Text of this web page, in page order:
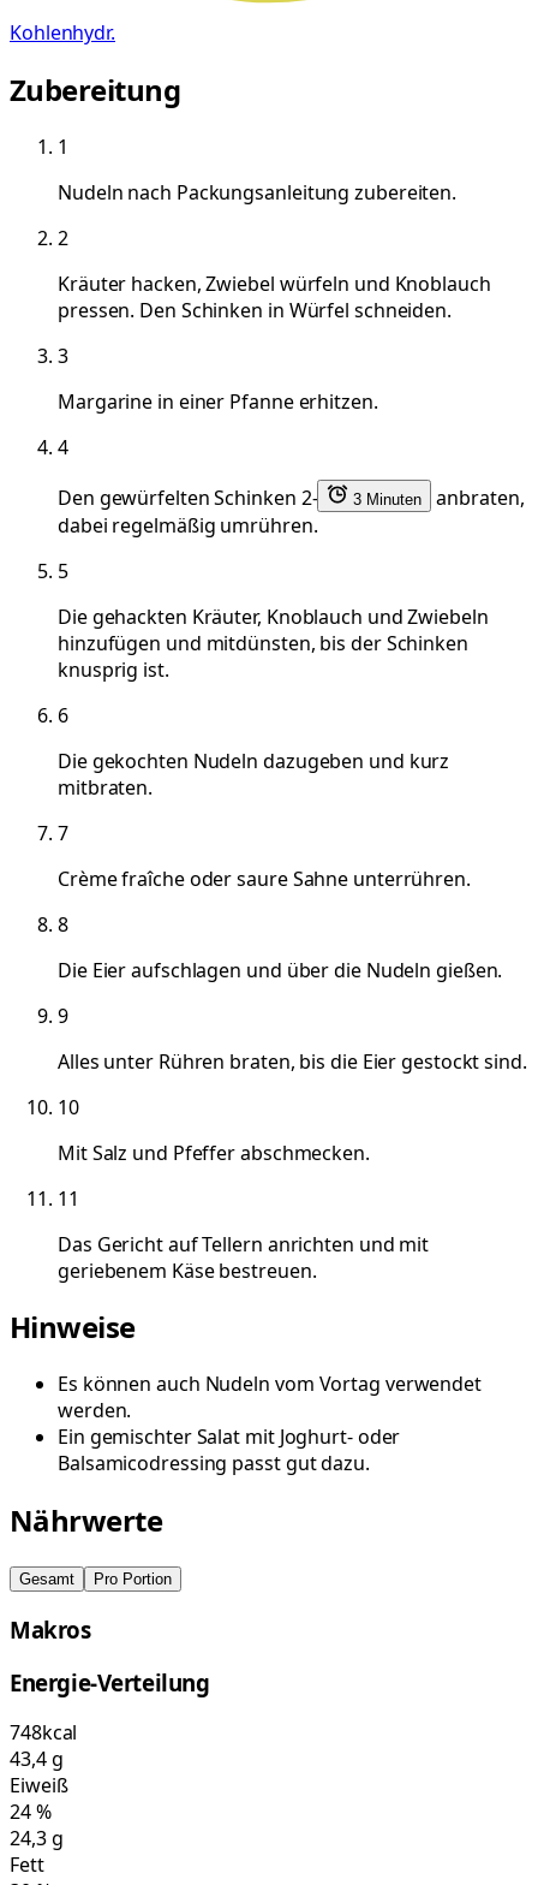
Kohlenhydr.
Zubereitung
1
Nudeln nach Packungsanleitung zubereiten.
2
Kräuter hacken, Zwiebel würfeln und Knoblauch
pressen. Den Schinken in Würfel schneiden.
3
Margarine in einer Pfanne erhitzen.
4
Den gewürfelten Schinken 2-
3 Minuten
anbraten,
dabei regelmäßig umrühren.
5
Die gehackten Kräuter, Knoblauch und Zwiebeln
hinzufügen und mitdünsten, bis der Schinken
knusprig ist.
6
Die gekochten Nudeln dazugeben und kurz
mitbraten.
7
Crème fraîche oder saure Sahne unterrühren.
8
Die Eier aufschlagen und über die Nudeln gießen.
9
Alles unter Rühren braten, bis die Eier gestockt sind.
10
Mit Salz und Pfeffer abschmecken.
11
Das Gericht auf Tellern anrichten und mit
geriebenem Käse bestreuen.
Hinweise
Es können auch Nudeln vom Vortag verwendet
werden.
Ein gemischter Salat mit Joghurt- oder
Balsamicodressing passt gut dazu.
Nährwerte
Gesamt Pro Portion
Makros
Energie-Verteilung
748kcal
43,4g
Eiweiß
24%
24,3g
Fett